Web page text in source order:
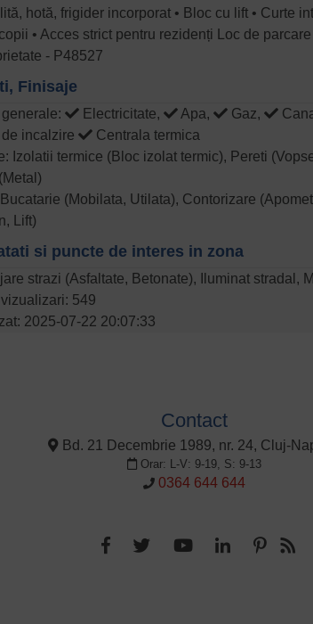
hotă, frigider incorporat • Bloc cu lift • Curte
• Acces strict pentru rezidenți Loc de
- P48527
Finisaje
generale: Electricitate, Apa, Gaz,
de incalzire
Centrala termica
Izolatii termice (Bloc izolat termic), Pereti
(Mobilata, Utilata), Contorizare
Lift)
si puncte de interes in zona
strazi (Asfaltate, Betonate), Iluminat stradal,
549
2025-07-22 20:07:33
Contact
Bd. 21 Decembrie 1989, nr. 24, Cluj-
Orar: L-V: 9-19, S: 9-13
0364 644 644